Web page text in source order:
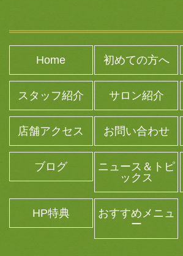
Home 初めての方へ
スタッフ紹介 サロン紹介
店舗アクセス お問い合わせ
ブログ
ニュース＆トピ
ックス
HP特典
おすすめメニュ
ー